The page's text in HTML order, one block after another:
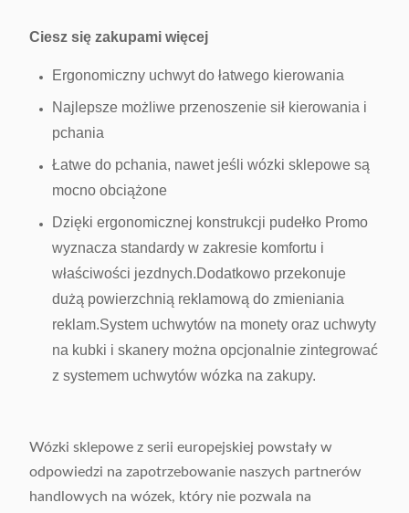
Ciesz się zakupami więcej
Ergonomiczny uchwyt do łatwego kierowania
Najlepsze możliwe przenoszenie sił kierowania i
pchania
Łatwe do pchania, nawet jeśli wózki sklepowe są
mocno obciążone
Dzięki ergonomicznej konstrukcji pudełko Promo
wyznacza standardy w zakresie komfortu i
właściwości jezdnych.Dodatkowo przekonuje
dużą powierzchnią reklamową do zmieniania
reklam.System uchwytów na monety oraz uchwyty
na kubki i skanery można opcjonalnie zintegrować
z systemem uchwytów wózka na zakupy.
Wózki sklepowe z serii europejskiej powstały w
odpowiedzi na zapotrzebowanie naszych partnerów
handlowych na wózek, który nie pozwala na